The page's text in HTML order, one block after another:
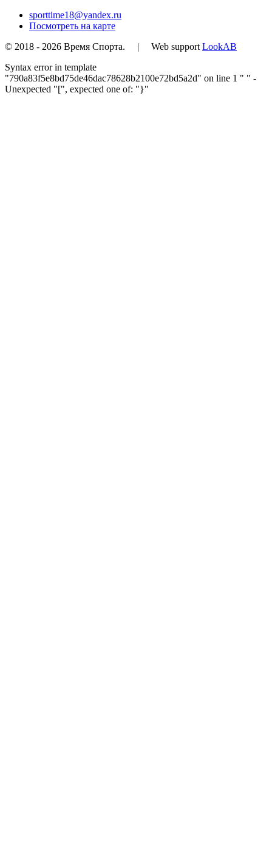
sporttime18@yandex.ru
Посмотреть на карте
© 2018 - 2026 Время Спорта. | Web support LookAB
Syntax error in template
"790a83f5e8bd75de46dac78628b2100e72bd5a2d" on line 1 " " -
Unexpected "[", expected one of: "}"